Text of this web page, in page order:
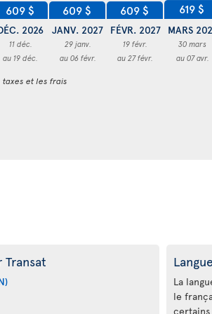
609 $
2026
11 déc.
au 19 déc.
609 $
JANV. 2027
29 janv.
au 06 févr.
609 $
FÉVR. 2027
19 févr.
au 27 févr.
619 $
MARS
30 mars
au 07 avr.
et les frais
La
le